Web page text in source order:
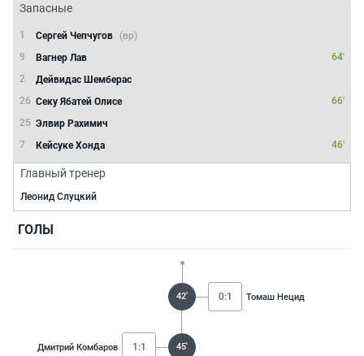
Запасные
1 Сергей Чепчугов
(вр)
9
Вагнер Лав
64'
2
Дейвидас Шемберас
26 Секу Ябатей Олисе
66'
25 Элвир Рахимич
7
Кейсуке Хонда 46'
Главный тренер
Леонид Слуцкий
ГОЛЫ
42' 0:1 Томаш Нецид
Дмитрий Комбаров 1:1 45'